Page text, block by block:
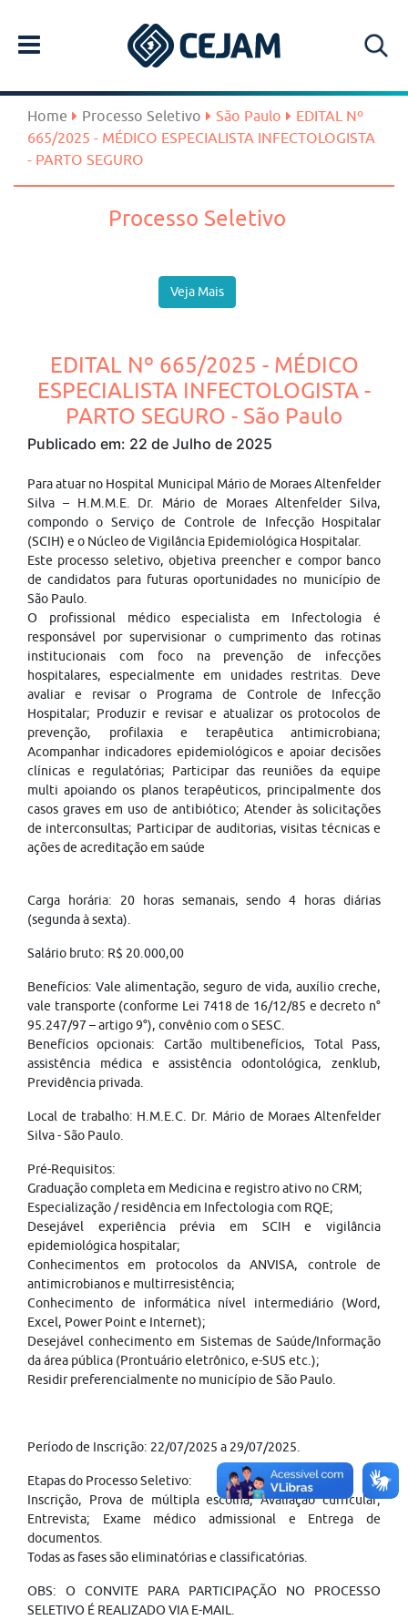
Home Processo Seletivo São Paulo
EDITAL Nº
665/2025 - MÉDICO ESPECIALISTA INFECTOLOGISTA
- PARTO SEGURO
Processo Seletivo
Veja Mais
EDITAL Nº 665/2025 - MÉDICO
ESPECIALISTA INFECTOLOGISTA -
PARTO SEGURO - São Paulo
Publicado em: 22 de Julho de 2025
Para atuar no Hospital Municipal Mário de Moraes Altenfelder
Silva – H.M.M.E. Dr. Mário de Moraes Altenfelder Silva,
compondo o Serviço de Controle de Infecção Hospitalar
(SCIH) e o Núcleo de Vigilância Epidemiológica Hospitalar.
Este processo seletivo, objetiva preencher e compor banco
de candidatos para futuras oportunidades no município de
São Paulo.
O profissional médico especialista em Infectologia é
responsável por supervisionar o cumprimento das rotinas
institucionais com foco na prevenção de infecções
hospitalares, especialmente em unidades restritas. Deve
avaliar e revisar o Programa de Controle de Infecção
Hospitalar; Produzir e revisar e atualizar os protocolos de
prevenção, profilaxia e terapêutica antimicrobiana;
Acompanhar indicadores epidemiológicos e apoiar decisões
clínicas e regulatórias; Participar das reuniões da equipe
multi apoiando os planos terapêuticos, principalmente dos
casos graves em uso de antibiótico; Atender às solicitações
de interconsultas; Participar de auditorias, visitas técnicas e
ações de acreditação em saúde
Carga horária: 20 horas semanais, sendo 4 horas diárias
(segunda à sexta).
Salário bruto: R$ 20.000,00
Benefícios: Vale alimentação, seguro de vida, auxílio creche,
vale transporte (conforme Lei 7418 de 16/12/85 e decreto n°
95.247/97 – artigo 9°), convênio com o SESC.
Benefícios opcionais: Cartão multibenefícios, Total Pass,
assistência médica e assistência odontológica, zenklub,
Previdência privada.
Local de trabalho: H.M.E.C. Dr. Mário de Moraes Altenfelder
Silva - São Paulo.
Pré-Requisitos:
Graduação completa em Medicina e registro ativo no CRM;
Especialização / residência em Infectologia com RQE;
Desejável experiência prévia em SCIH e vigilância
epidemiológica hospitalar;
Conhecimentos em protocolos da ANVISA, controle de
antimicrobianos e multirresistência;
Conhecimento de informática nível intermediário (Word,
Excel, Power Point e Internet);
Desejável conhecimento em Sistemas de Saúde/Informação
da área pública (Prontuário eletrônico, e-SUS etc.);
Residir preferencialmente no município de São Paulo.
Período de Inscrição: 22/07/2025 a 29/07/2025.
Etapas do Processo Seletivo:
Inscrição, Prova de múltipla escolha; Avaliação curricular;
Entrevista; Exame médico admissional e Entrega de
documentos.
Todas as fases são eliminatórias e classificatórias.
OBS: O CONVITE PARA PARTICIPAÇÃO NO PROCESSO
SELETIVO É REALIZADO VIA E-MAIL.